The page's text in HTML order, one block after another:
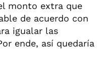
monto extra que
de acuerdo con
igualar las
ende, así quedaría